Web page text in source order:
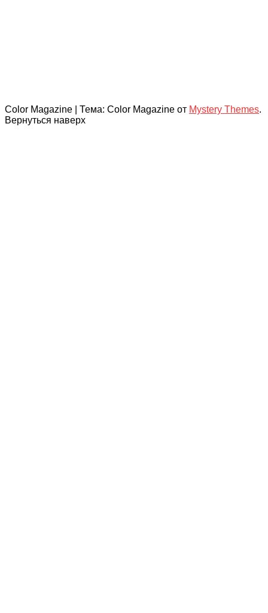
Color Magazine Тема: Color Magazine от Mystery Themes.
Вернуться наверх